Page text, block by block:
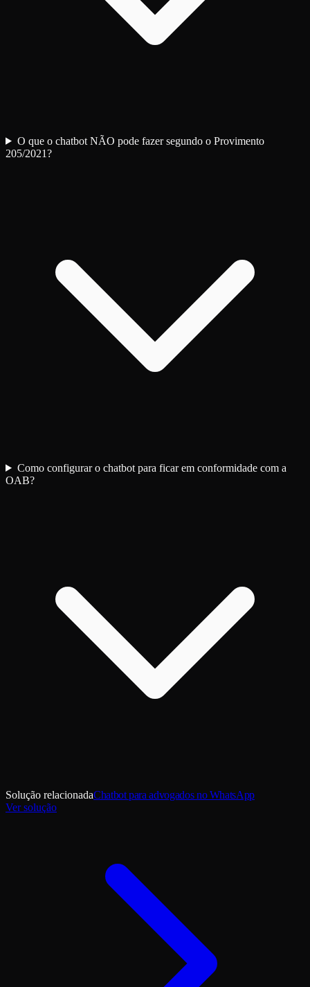
O que o chatbot NÃO pode fazer segundo o Provimento
205/2021?
Como configurar o chatbot para ficar em conformidade com a
OAB?
Solução relacionadaChatbot para advogados no WhatsApp
Ver solução